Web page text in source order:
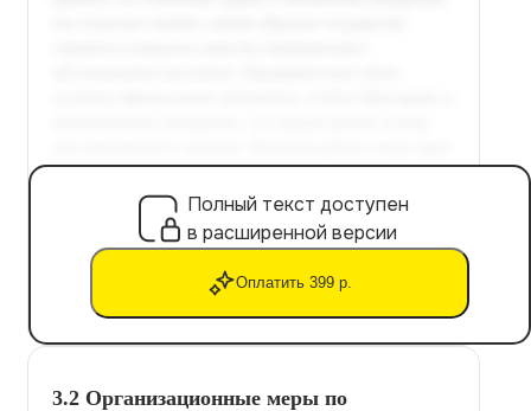
Полный текст доступен
в расширенной версии
Оплатить 399 р.
3.2 Организационные меры по